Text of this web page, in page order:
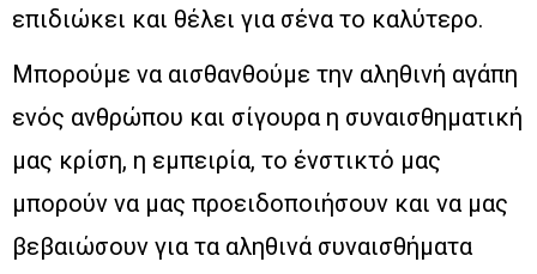
επιδιώκει και θέλει για σένα το καλύτερο.
Μπορούμε να αισθανθούμε την αληθινή αγάπη
ενός ανθρώπου και σίγουρα η συναισθηματική
μας κρίση, η εμπειρία, το ένστικτό μας
μπορούν να μας προειδοποιήσουν και να μας
βεβαιώσουν για τα αληθινά συναισθήματα